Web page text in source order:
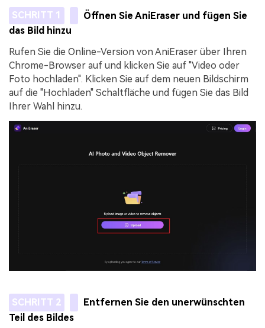
SCHRITT 1
Öffnen Sie AniEraser und fügen Sie
das Bild hinzu
Rufen Sie die Online-Version von AniEraser über Ihren
Chrome-Browser auf und klicken Sie auf "Video oder
Foto hochladen". Klicken Sie auf dem neuen Bildschirm
auf die "Hochladen" Schaltfläche und fügen Sie das Bild
Ihrer Wahl hinzu.
SCHRITT 2
Entfernen Sie den unerwünschten
Teil des Bildes